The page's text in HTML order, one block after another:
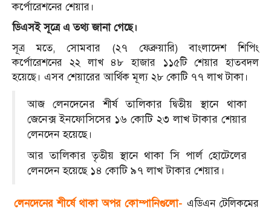
কর্পোরেশনের শেয়ার।
ডিএসই সূত্রে এ তথ্য জানা গেছে।
সূত্র মতে, সোমবার (২৭ ফেব্রুয়ারি) বাংলাদেশ শিপিং
কর্পোরেশনের ২২ লাখ ৪৮ হাজার ১১৫টি শেয়ার হাতবদল
হয়েছে। এসব শেয়ারের আর্থিক মূল্য ২৮ কোটি ৭৭ লাখ টাকা।
আজ লেনদেনের শীর্ষ তালিকার দ্বিতীয় স্থানে থাকা
জেনেক্স ইনফোসিসের ১৬ কোটি ২৩ লাখ টাকার শেয়ার
লেনদেন হয়েছে।
আর তালিকার তৃতীয় স্থানে থাকা সি পার্ল হোটেলের
লেনদেন হয়েছে ১৪ কোটি ৯৭ লাখ টাকার শেয়ার।
লেনদেনের শীর্ষে থাকা অপর কোম্পানিগুলো- এডিএন টেলিকমের